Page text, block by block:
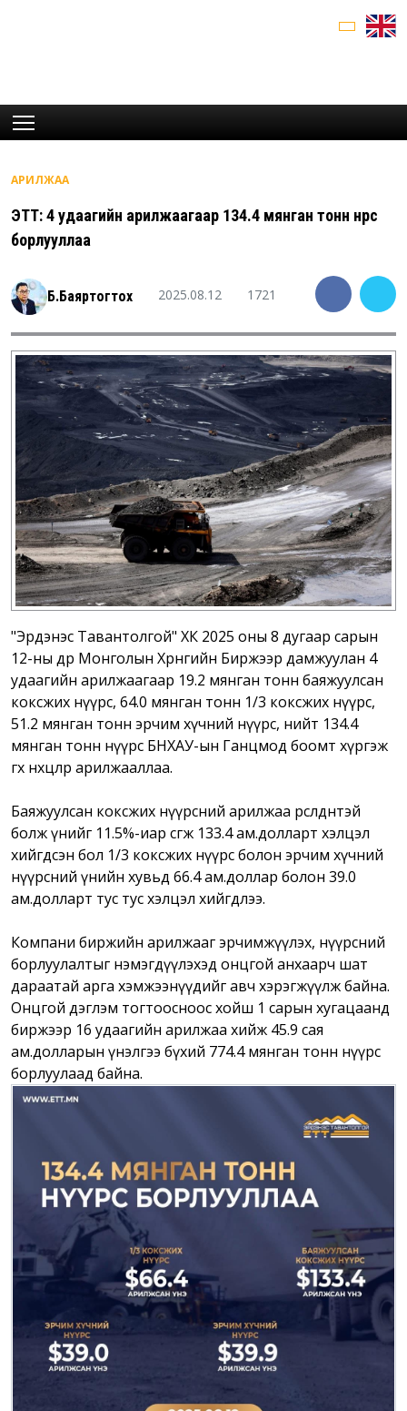
АРИЛЖАА
ЭТТ: 4 удаагийн арилжаагаар 134.4 мянган тонн нүүрс
борлууллаа
Б.Баяртогтох 2025.08.12 1721
"Эрдэнэс Тавантолгой" ХК 2025 оны 8 дугаар сарын
12-ны өдөр Монголын Хөрөнгийн Биржээр дамжуулан 4
удаагийн арилжаагаар 19.2 мянган тонн баяжуулсан
коксжих нүүрс, 64.0 мянган тонн 1/3 коксжих нүүрс,
51.2 мянган тонн эрчим хүчний нүүрс, нийт 134.4
мянган тонн нүүрс БНХАУ-ын Ганцмод боомт хүргэж
өгөх нөхцөлөөр арилжааллаа.
Баяжуулсан коксжих нүүрсний арилжаа өрсөлдөөнтэй
болж үнийг 11.5%-иар өсгөж 133.4 ам.долларт хэлцэл
хийгдсэн бол 1/3 коксжих нүүрс болон эрчим хүчний
нүүрсний үнийн хувьд 66.4 ам.доллар болон 39.0
ам.долларт тус тус хэлцэл хийгдлээ.
Компани биржийн арилжааг эрчимжүүлэх, нүүрсний
борлуулалтыг нэмэгдүүлэхэд онцгой анхаарч шат
дараатай арга хэмжээнүүдийг авч хэрэгжүүлж байна.
Онцгой дэглэм тогтоосноос хойш 1 сарын хугацаанд
биржээр 16 удаагийн арилжаа хийж 45.9 сая
ам.долларын үнэлгээ бүхий 774.4 мянган тонн нүүрс
борлуулаад байна.